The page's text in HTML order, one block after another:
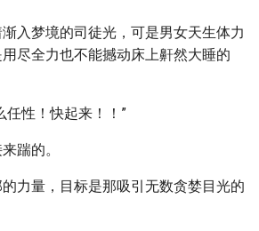
入梦境的司徒光，可是男女天生体力
尽全力也不能撼动床上鼾然大睡的
任性！快起来！！”
踹的。
力量，目标是那吸引无数贪婪目光的